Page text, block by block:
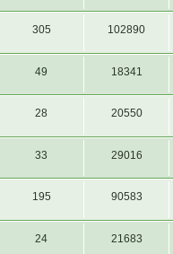
305 102890
49 18341
28 20550
33 29016
195 90583
24 21683